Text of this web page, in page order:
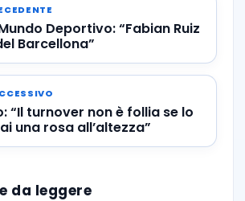
Deportivo: “Fabian Ruiz
Barcellona”
“Il turnover non è follia se lo
una rosa all’altezza”
da leggere